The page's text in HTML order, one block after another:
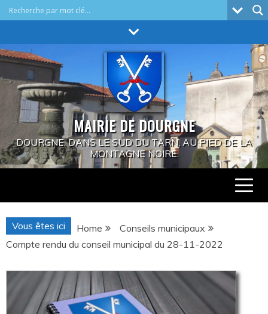
to
content
MAIRIE DE DOURGNE
DOURGNE, DANS LE SUD DU TARN, AU PIED DE LA
MONTAGNE NOIRE.
Vous êtes ici Home
Conseils municipaux
Compte rendu du conseil municipal du 28-11-2022